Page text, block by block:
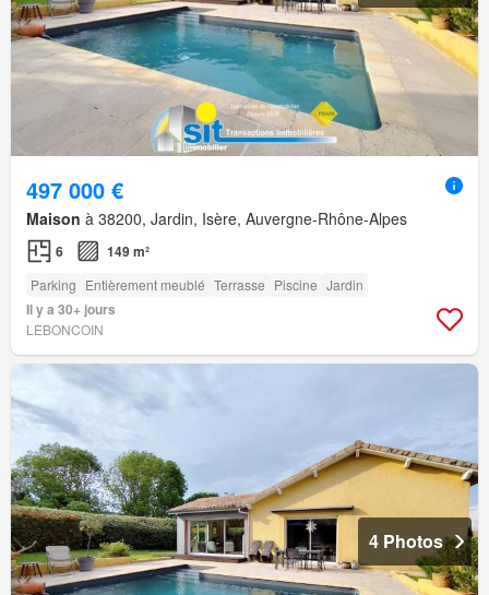
497 000 €
Maison à 38200, Jardin, Isère, Auvergne-Rhône-Alpes
6 149 m²
Parking Entièrement meublé Terrasse Piscine Jardin
Il y a 30+ jours
LEBONCOIN
4 Photos